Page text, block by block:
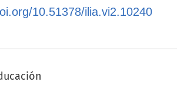
10.51378/ilia.vi2.10240